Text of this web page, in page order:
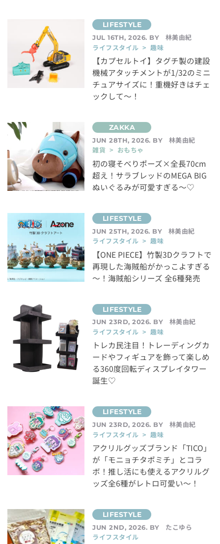
JUL 16TH, 2026. BY
林美由紀
ライフスタイル > 趣味
【カプセルトイ】タグチ製の建設
機械アタッチメントが1/32のミニ
チュアサイズに！重機好きはチェ
ックして～！
JUN 28TH, 2026. BY
林美由紀
雑貨 > おもちゃ
初の寝そべりポーズ×全長70cm
超え！サラブレッドのMEGA BIG
ぬいぐるみが可愛すぎる～♡
JUN 25TH, 2026. BY
林美由紀
ライフスタイル > 趣味
【ONE PIECE】竹製3Dクラフトで
再現した海賊船がかっこよすぎる
～！海賊船シリーズ 全6種発売
JUN 23RD, 2026. BY
林美由紀
ライフスタイル > 趣味
トレカ民注目！トレーディングカ
ードやフィギュアを飾って楽しめ
る360度回転ディスプレイタワー
誕生♡
JUN 23RD, 2026. BY
林美由紀
ライフスタイル > 趣味
アクリルグッズブランド「TICO」
が「モニョチタポミチ」とコラ
ボ！推し活にも使えるアクリルグ
ッズ全6種がレトロ可愛い～！
JUN 2ND, 2026. BY
たこゆら
ライフスタイル